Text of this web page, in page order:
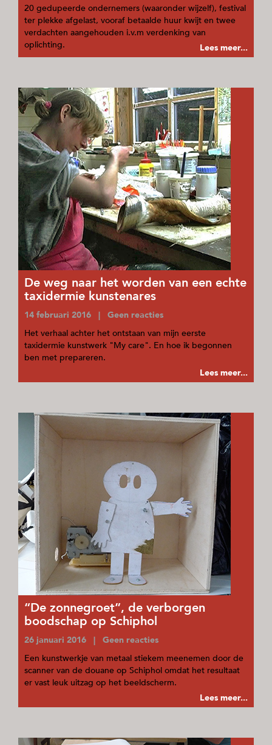
20 gedupeerde ondernemers (waaronder wijzelf), festival
ter plekke afgelast, vooraf betaalde huur kwijt en twee
verdachten aangehouden i.v.m verdenking van
oplichting.
Lees meer...
De weg naar het worden van een echte
taxidermie kunstenares
14 februari 2016 | Geen reacties
Het verhaal achter het ontstaan van mijn eerste
taxidermie kunstwerk "My care". En hoe ik begonnen
ben met prepareren.
Lees meer...
“De zonnegroet”, de verborgen
boodschap op Schiphol
26 januari 2016 | Geen reacties
Een kunstwerkje van metaal stiekem meenemen door de
scanner van de douane op Schiphol omdat het resultaat
er vast leuk uitzag op het beeldscherm.
Lees meer...